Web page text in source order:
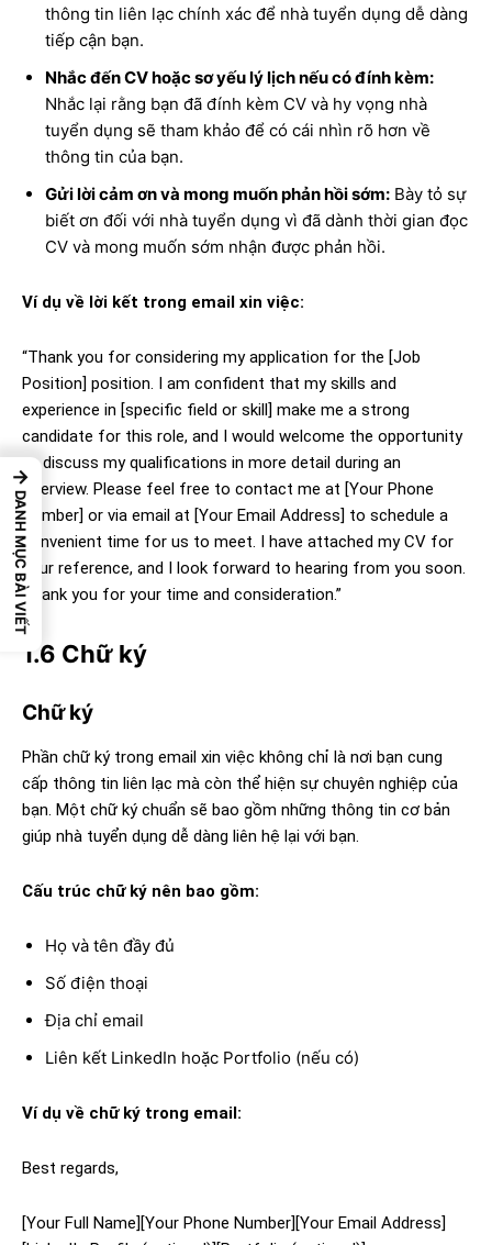
thông tin liên lạc chính xác để nhà tuyển dụng dễ dàng
tiếp cận bạn.
Nhắc đến CV hoặc sơ yếu lý lịch nếu có đính kèm:
Nhắc lại rằng bạn đã đính kèm CV và hy vọng nhà
tuyển dụng sẽ tham khảo để có cái nhìn rõ hơn về
thông tin của bạn.
Gửi lời cảm ơn và mong muốn phản hồi sớm: Bày tỏ sự
biết ơn đối với nhà tuyển dụng vì đã dành thời gian đọc
CV và mong muốn sớm nhận được phản hồi.
Ví dụ về lời kết trong email xin việc:
“Thank you for considering my application for the [Job
Position] position. I am confident that my skills and
experience in [specific field or skill] make me a strong
candidate for this role, and I would welcome the opportunity
to discuss my qualifications in more detail during an
interview. Please feel free to contact me at [Your Phone
Number] or via email at [Your Email Address] to schedule a
convenient time for us to meet. I have attached my CV for
your reference, and I look forward to hearing from you soon.
Thank you for your time and consideration.”
1.6 Chữ ký
Chữ ký
Phần chữ ký trong email xin việc không chỉ là nơi bạn cung
cấp thông tin liên lạc mà còn thể hiện sự chuyên nghiệp của
bạn. Một chữ ký chuẩn sẽ bao gồm những thông tin cơ bản
giúp nhà tuyển dụng dễ dàng liên hệ lại với bạn.
Cấu trúc chữ ký nên bao gồm:
Họ và tên đầy đủ
Số điện thoại
Địa chỉ email
Liên kết LinkedIn hoặc Portfolio (nếu có)
Ví dụ về chữ ký trong email:
Best regards,
[Your Full Name] [Your Phone Number] [Your Email Address]
→
DANH MỤC BÀI VIẾT